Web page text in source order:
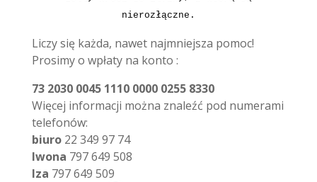
nierozłączne.
Liczy się każda, nawet najmniejsza pomoc!
Prosimy o wpłaty na konto :
73 2030 0045 1110 0000 0255 8330
Więcej informacji można znaleźć pod numerami
telefonów:
biuro 22 349 97 74
Iwona 797 649 508
Iza 797 649 509